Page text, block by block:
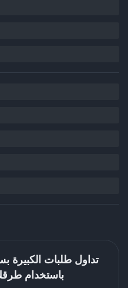
تداول طلبات الكبيرة
باستخدام